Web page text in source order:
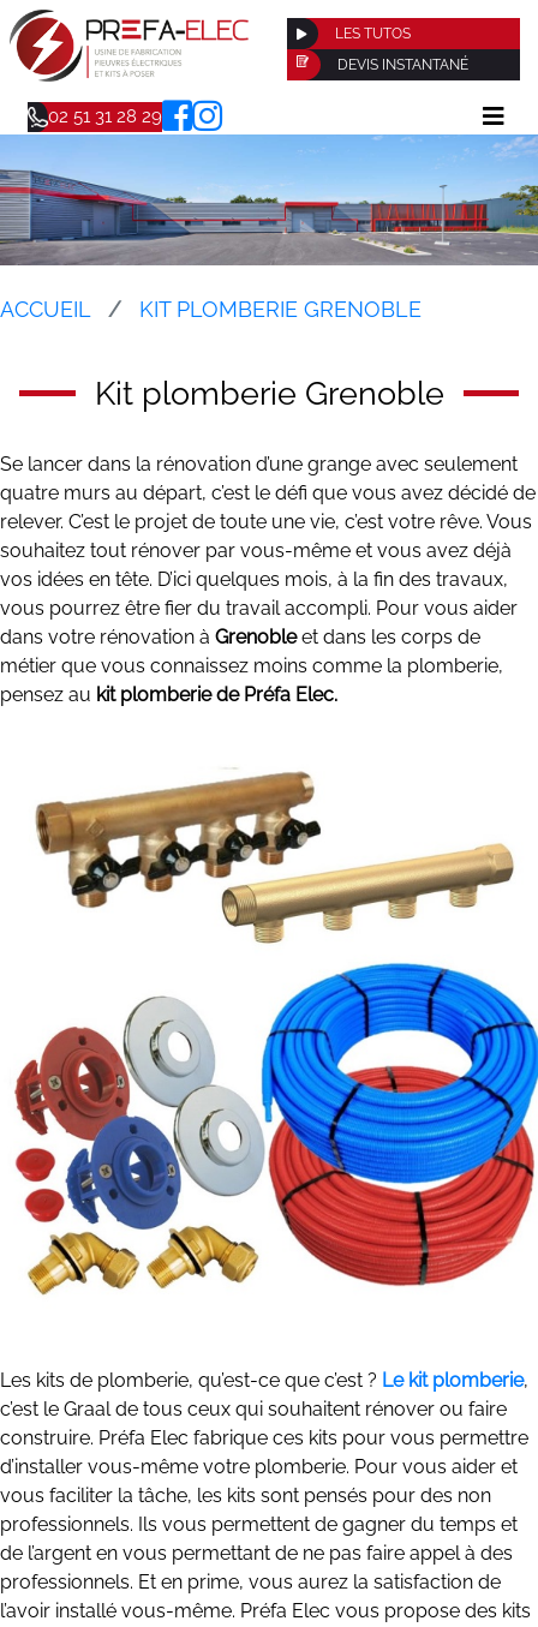
LES TUTOS
DEVIS INSTANTANÉ
02 51 31 28 29
ACCUEIL KIT PLOMBERIE GRENOBLE
Kit plomberie Grenoble
Se lancer dans la rénovation d’une grange avec seulement
quatre murs au départ, c’est le défi que vous avez décidé de
relever. C’est le projet de toute une vie, c’est votre rêve. Vous
souhaitez tout rénover par vous-même et vous avez déjà
vos idées en tête. D’ici quelques mois, à la fin des travaux,
vous pourrez être fier du travail accompli. Pour vous aider
dans votre rénovation à Grenobleet dans les corps de
métier que vous connaissez moins comme la plomberie,
pensez au kit plomberie de Préfa Elec.
Les kits de plomberie, qu’est-ce que c’est ? Le kit plomberie,
c’est le Graal de tous ceux qui souhaitent rénover ou faire
construire. Préfa Elec fabrique ces kits pour vous permettre
d’installer vous-même votre plomberie. Pour vous aider et
vous faciliter la tâche, les kits sont pensés pour des non
professionnels. Ils vous permettent de gagner du temps et
de l’argent en vous permettant de ne pas faire appel à des
professionnels. Et en prime, vous aurez la satisfaction de
l’avoir installé vous-même. Préfa Elec vous propose des kits